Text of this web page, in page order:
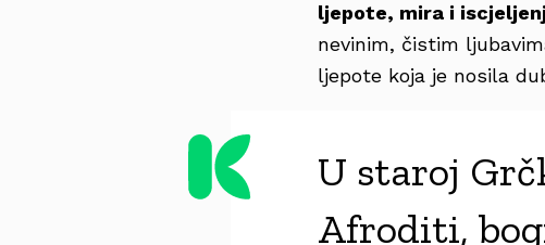
ljepote, mira i
nevinim, čistim
ljepote koja je nosila
U staroj
Afroditi,